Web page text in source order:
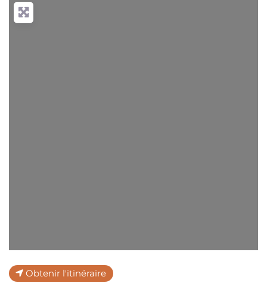
Obtenir l'itinéraire